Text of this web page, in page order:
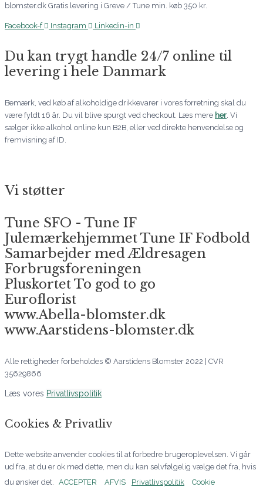
blomster.dk Gratis levering i Greve / Tune min. køb 350 kr.
Facebook-f Instagram Linkedin-in
Du kan trygt handle 24/7 online til
levering i hele Danmark
Bemærk, ved køb af alkoholdige drikkevarer i vores forretning skal du
være fyldt 16 år. Du vil blive spurgt ved checkout. Læs mere her . Vi
sælger ikke alkohol online kun B2B, eller ved direkte henvendelse og
fremvisning af ID.
Vi støtter
Tune SFO - Tune IF
Julemærkehjemmet Tune IF Fodbold
Samarbejder med Ældresagen
Forbrugsforeningen
Pluskortet To god to go
Euroflorist
www.Abella-blomster.dk
www.Aarstidens-blomster.dk
Alle rettigheder forbeholdes © Aarstidens Blomster 2022 | CVR
35629866
Læs vores Privatlivspolitik
Cookies & Privatliv
Dette website anvender cookies til at forbedre brugeroplevelsen. Vi går
ud fra, at du er ok med dette, men du kan selvfølgelig vælge det fra, hvis
du ønsker det.
ACCEPTER AFVIS Privatlivspolitik
Cookie